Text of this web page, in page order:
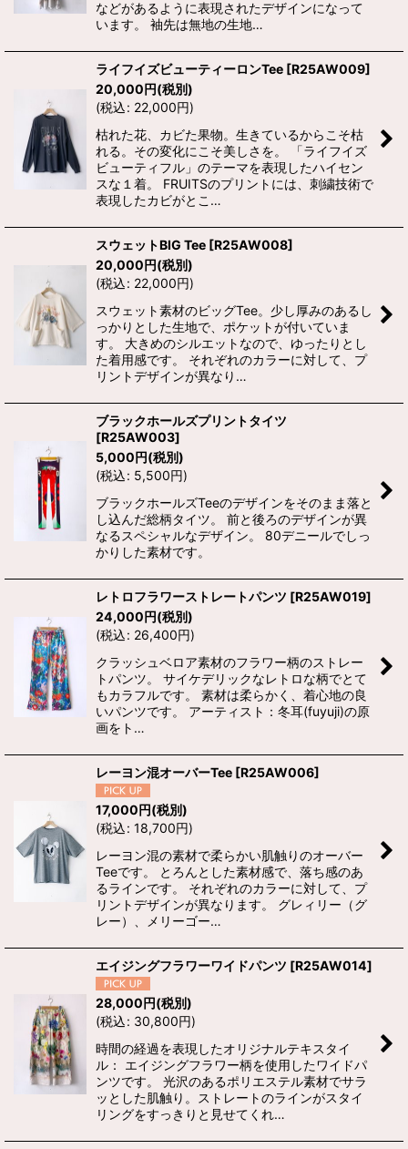
などがあるように表現されたデザインになって
います。 袖先は無地の生地…
ライフイズビューティーロンTee [R25AW009]
20,000円(税別)
(税込: 22,000円)
枯れた花、カビた果物。生きているからこそ枯
れる。その変化にこそ美しさを。 「ライフイズ
ビューティフル」のテーマを表現したハイセン
スな１着。 FRUITSのプリントには、刺繍技術で
表現したカビがとこ…
スウェットBIG Tee [R25AW008]
20,000円(税別)
(税込: 22,000円)
スウェット素材のビッグTee。少し厚みのあるし
っかりとした生地で、ポケットが付いていま
す。 大きめのシルエットなので、ゆったりとし
た着用感です。 それぞれのカラーに対して、プ
リントデザインが異なり…
ブラックホールズプリントタイツ
[R25AW003]
5,000円(税別)
(税込: 5,500円)
ブラックホールズTeeのデザインをそのまま落と
し込んだ総柄タイツ。 前と後ろのデザインが異
なるスペシャルなデザイン。 80デニールでしっ
かりした素材です。
レトロフラワーストレートパンツ [R25AW019]
24,000円(税別)
(税込: 26,400円)
クラッシュベロア素材のフラワー柄のストレー
トパンツ。 サイケデリックなレトロな柄でとて
もカラフルです。 素材は柔らかく、着心地の良
いパンツです。 アーティスト：冬耳(fuyuji)の原
画をト…
レーヨン混オーバーTee [R25AW006]
17,000円(税別)
(税込: 18,700円)
レーヨン混の素材で柔らかい肌触りのオーバー
Teeです。 とろんとした素材感で、落ち感のあ
るラインです。 それぞれのカラーに対して、プ
リントデザインが異なります。 グレィリー（グ
レー）、メリーゴー…
エイジングフラワーワイドパンツ [R25AW014]
28,000円(税別)
(税込: 30,800円)
時間の経過を表現したオリジナルテキスタイ
ル： エイジングフラワー柄を使用したワイドパ
ンツです。 光沢のあるポリエステル素材でサラ
ッとした肌触り。ストレートのラインがスタイ
リングをすっきりと見せてくれ…